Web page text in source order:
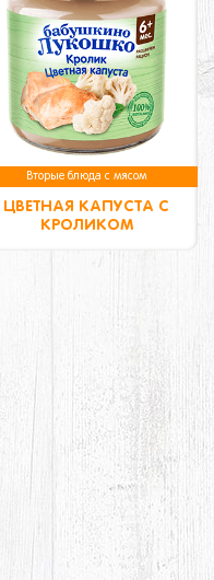
Вторые блюда с мясом
ЦВЕТНАЯ КАПУСТА С
КРОЛИКОМ